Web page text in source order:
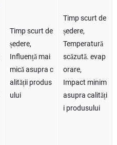
Timp scurt de
ședere,
Influență mai
mică asupra c
alității produs
ului
Timp scurt de
ședere,
Temperatură
scăzută. evap
orare,
Impact minim
asupra calități
i produsului